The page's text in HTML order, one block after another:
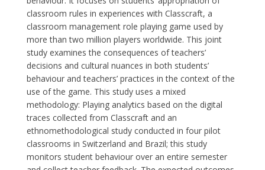
classroom rules in experiences with Classcraft, a
classroom management role playing game used by
more than two million players worldwide. This joint
study examines the consequences of teachers’
decisions and cultural nuances in both students’
behaviour and teachers’ practices in the context of the
use of the game. This study uses a mixed
methodology: Playing analytics based on the digital
traces collected from Classcraft and an
ethnomethodological study conducted in four pilot
classrooms in Switzerland and Brazil; this study
monitors student behaviour over an entire semester